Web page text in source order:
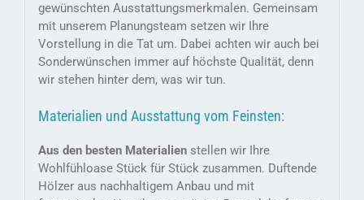
gewünschten Ausstattungsmerkmalen. Gemeinsam
mit unserem Planungsteam setzen wir Ihre
Vorstellung in die Tat um. Dabei achten wir auch bei
Sonderwünschen immer auf höchste Qualität, denn
wir stehen hinter dem, was wir tun.
Materialien und Ausstattung vom Feinsten:
Aus den besten Materialienstellen wir Ihre
Wohlfühloase Stück für Stück zusammen. Duftende
Hölzer aus nachhaltigem Anbau und mit